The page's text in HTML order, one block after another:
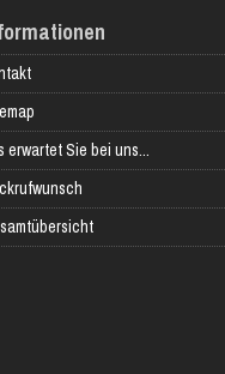
erwartet Sie bei uns...